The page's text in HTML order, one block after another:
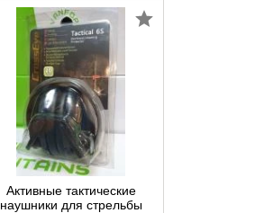
Активные тактические
наушники для стрельбы